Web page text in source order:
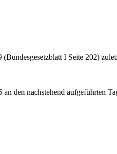
I Seite 202)
den nachstehend aufgeführten